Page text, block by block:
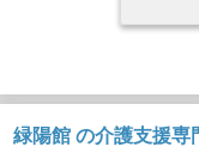
緑陽館 の介護支援専